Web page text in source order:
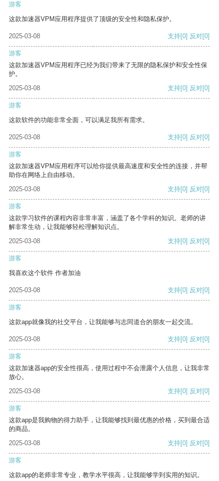
游客
这款加速器VPM应用程序提供了顶级的安全性和隐私保护。
2025-03-08 支持[0] 反对[0]
游客
这款加速器VPM应用程序已经为我们带来了无限的隐私保护和安全性保
护。
2025-03-08
支持[0] 反对[0]
游客
这款软件的功能非常全面，可以满足我所有需求。
2025-03-08 支持[0] 反对[0]
游客
这款加速器VPM应用程序可以给你提供最高速度和安全性的连接，并帮
助你在网络上自由移动。
2025-03-08
支持[0] 反对[0]
游客
这款学习软件的课程内容非常丰富，涵盖了各个学科的知识。老师的讲
解非常生动，让我能够轻松理解知识点。
2025-03-08
支持[0] 反对[0]
游客
我喜欢这个软件 作者加油
2025-03-08 支持[0] 反对[0]
游客
这款app就像我的社交平台，让我能够与志同道合的朋友一起交流。
2025-03-08 支持[0] 反对[0]
游客
这款加速器app的安全性很高，使用过程中不会泄露个人信息，让我非常
放心。
2025-03-08
支持[0] 反对[0]
游客
这款app是我购物的得力助手，让我能够找到最优惠的价格，买到最合适
的商品。
2025-03-08
支持[0] 反对[0]
游客
这款app的老师非常专业，教学水平很高，让我能够学到实用的知识。